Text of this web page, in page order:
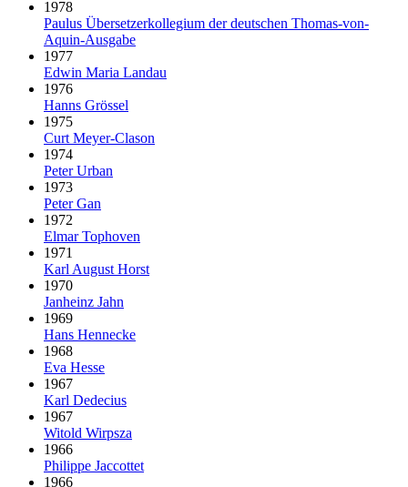
1978
Paulus Über­setzer­kollegium der deut­schen Thomas-von-
Aquin-Ausgabe
1977
Edwin Maria Landau
1976
Hanns Grössel
1975
Curt Meyer-Clason
1974
Peter Urban
1973
Peter Gan
1972
Elmar Tophoven
1971
Karl August Horst
1970
Janheinz Jahn
1969
Hans Hennecke
1968
Eva Hesse
1967
Karl Dedecius
1967
Witold Wirpsza
1966
Philippe Jaccottet
1966